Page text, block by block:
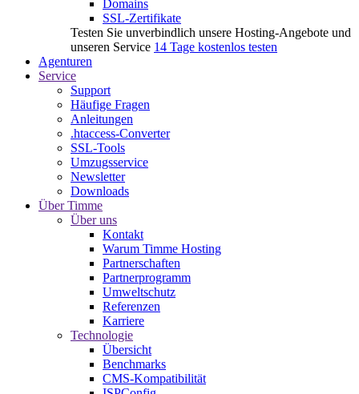
Domains
SSL-Zertifikate
Testen Sie unverbindlich unsere Hosting-Angebote und
unseren Service 14 Tage kostenlos testen
Agenturen
Service
Support
Häufige Fragen
Anleitungen
.htaccess-Converter
SSL-Tools
Umzugsservice
Newsletter
Downloads
Über Timme
Über uns
Kontakt
Warum Timme Hosting
Partnerschaften
Partnerprogramm
Umweltschutz
Referenzen
Karriere
Technologie
Übersicht
Benchmarks
CMS-Kompatibilität